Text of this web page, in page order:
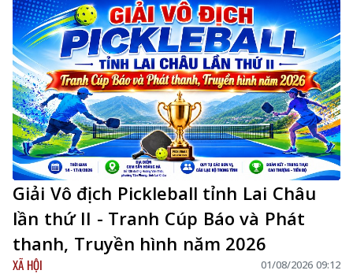
Giải Vô địch Pickleball tỉnh Lai Châu
lần thứ II - Tranh Cúp Báo và Phát
thanh, Truyền hình năm 2026
XÃ HỘI 01/08/2026 09:12